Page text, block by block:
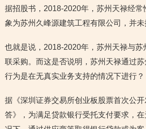
据招股书，2018-2020年，苏州天禄经常
象为苏州久峰源建筑工程有限公司，并未
也就是说，2018-2020年，苏州天禄与苏
联采购。而这是否说明，苏州天禄通过
行为是在无真实业务支持的情况下进行？
据《深圳证券交易所创业板股票首次公
答》，为满足贷款银行受托支付要求，